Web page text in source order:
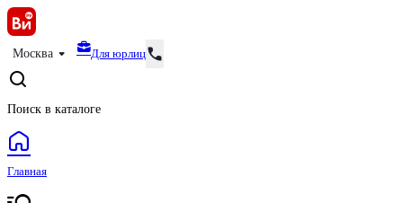
Москва Для юрлиц
Поиск в каталоге
Главная